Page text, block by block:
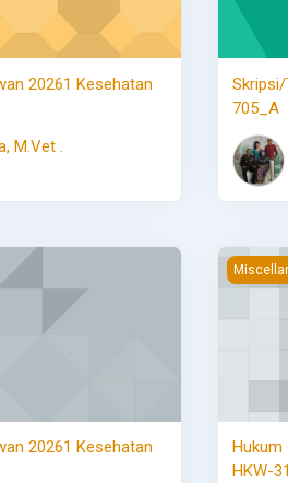
20261 Kesehatan
M.Vet .
705_A
20261 Kesehatan Hewan KHV-587_D
20261 Kesehatan
Hukum
HKW-